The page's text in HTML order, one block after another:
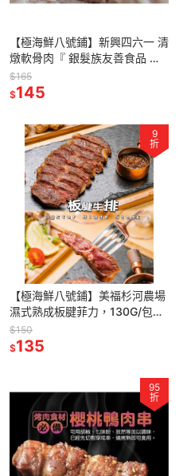
【極海鮮八號鋪】新興四六一 清
燉軟骨肉『 銀髮族友善食品 』
250公克/包，Q軟入味，滿滿的
膠質，網路團購冠軍美食
$165
$145
9
折
【極海鮮八號鋪】美福杉河農場
濕式熟成板腱菲力，130G/包，
美國Excel精選，感受肉汁爆發
的快感
$150
$135
95
折